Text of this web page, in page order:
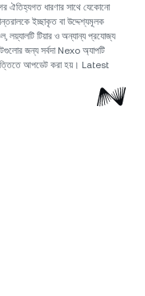
ঐতিহ্যগত ধারণার সাথে যেকোনো
ইচ্ছাকৃত বা উদ্দেশ্যমূলক
লয়্যালটি টিয়ার ও অন্যান্য প্রযোজ্য
জন্য সর্বদা Nexo অ্যাপটি
ভিত্তিতে আপডেট করা হয়। Latest